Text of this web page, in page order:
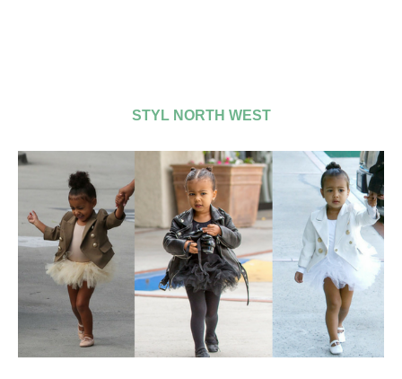
STYL NORTH WEST